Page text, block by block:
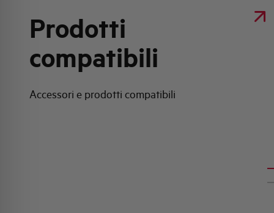
Prodotti
compatibili
Accessori e prodotti compatibili